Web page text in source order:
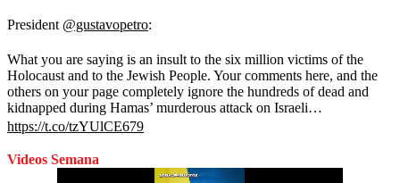
President @gustavopetro:
What you are saying is an insult to the six million victims of the
Holocaust and to the Jewish People. Your comments here, and the
others on your page completely ignore the hundreds of dead and
kidnapped during Hamas’ murderous attack on Israeli…
https://t.co/tzYUlCE679
Videos Semana